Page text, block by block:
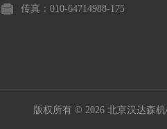
传真：010-64714988-175
版权所有 © 2026 北京汉达森